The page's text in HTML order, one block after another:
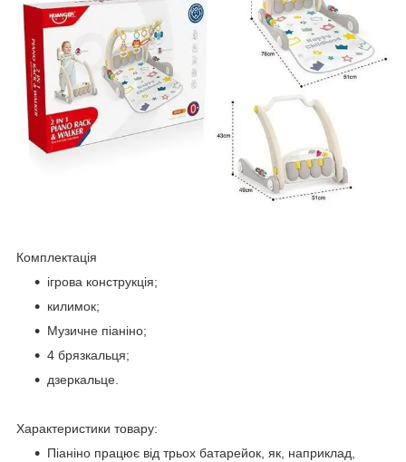
Комплектація
ігрова конструкція;
килимок;
Музичне піаніно;
4 брязкальця;
дзеркальце.
Характеристики товару:
Піаніно працює від трьох батарейок, як, наприклад,